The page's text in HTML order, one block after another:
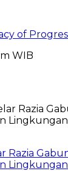
of
WIB
Razia